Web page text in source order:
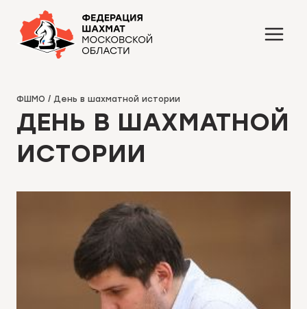
Перейти
содержимому
ФШМО / День в шахматной истории
ДЕНЬ В ШАХМАТНОЙ
ИСТОРИИ